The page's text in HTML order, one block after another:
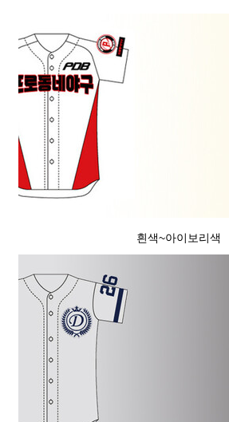
흰색~아이보리색